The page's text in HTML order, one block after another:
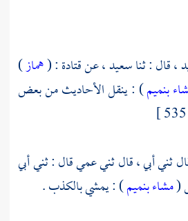
،قال : ثناسعيد ،عنقتادة: (هماز)
بنميم) : ينقل الأحاديث من بعض
ثني أبي ، قال ثني عمي قال : ثني أبي
(مشاء بنميم) : يمشي بالكذب .